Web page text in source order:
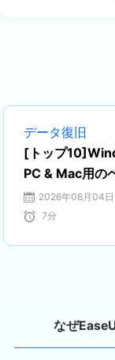
通じて
両国の
なりま
し、デ
データ
ーン技
活動し
術文書
通じて
守るお
データ復旧
[トップ
PC & Mac用の
データ復旧ソフ
ア
2026年08月04日
7分
なぜ